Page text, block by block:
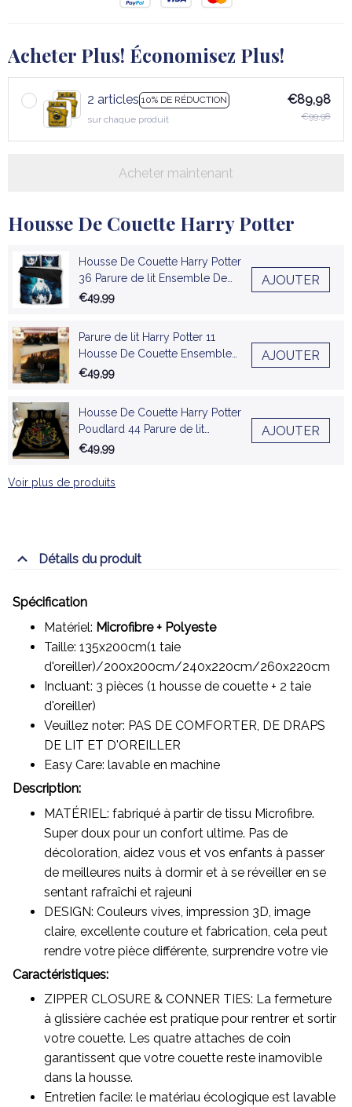
Acheter Plus! Économisez Plus!
2 articles 10% DE RÉDUCTION
sur chaque produit
€89,98
€99,98
Acheter maintenant
Housse De Couette Harry Potter
Housse De Couette Harry Potter
36 Parure de lit Ensemble De
Literie
€49,99
AJOUTER
Parure de lit Harry Potter 11
Housse De Couette Ensemble
De Literie
€49,99
AJOUTER
Housse De Couette Harry Potter
Poudlard 44 Parure de lit
Ensemble De Literie
€49,99
AJOUTER
Voir plus de produits
Détails du produit
Spécification
Matériel: Microfibre + Polyeste
Taille: 135x200cm(1 taie
d'oreiller)/200x200cm/240x220cm/260x220cm
Incluant: 3 pièces (1 housse de couette + 2 taie
d'oreiller)
Veuillez noter: PAS DE COMFORTER, DE DRAPS
DE LIT ET D'OREILLER
Easy Care: lavable en machine
Description:
MATÉRIEL: fabriqué à partir de tissu Microfibre.
Super doux pour un confort ultime. Pas de
décoloration, aidez vous et vos enfants à passer
de meilleures nuits à dormir et à se réveiller en se
sentant rafraîchi et rajeuni
DESIGN: Couleurs vives, impression 3D, image
claire, excellente couture et fabrication, cela peut
rendre votre pièce différente, surprendre votre vie
Caractéristiques:
ZIPPER CLOSURE & CONNER TIES: La fermeture
à glissière cachée est pratique pour rentrer et sortir
votre couette. Les quatre attaches de coin
garantissent que votre couette reste inamovible
dans la housse.
Entretien facile: le matériau écologique est lavable